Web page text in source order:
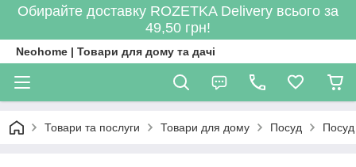
Обирайте доставку ROZETKA Delivery всього за
49,50 грн!
Neohome | Товари для дому та дачі
Товари та послуги Товари для дому Посуд Посуд